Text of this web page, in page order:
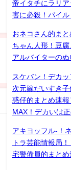
帝イタチにラリ
害に必殺！パイル
おネコさん的ま
ちゃん人形！豆
アルバイターの
スケバン！デカ
次元嫁だいすき
惑仔的まとめ速
MAX！デカいは
アキヨッフル-！
トラ芸能情報局
宅警備員的まとめ